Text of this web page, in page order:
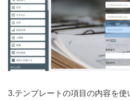
3.テンプレートの項目の内容を使